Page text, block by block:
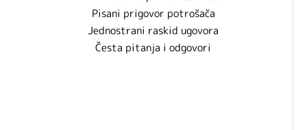
Pisani prigovor potrošača
Jednostrani raskid ugovora
Česta pitanja i odgovori